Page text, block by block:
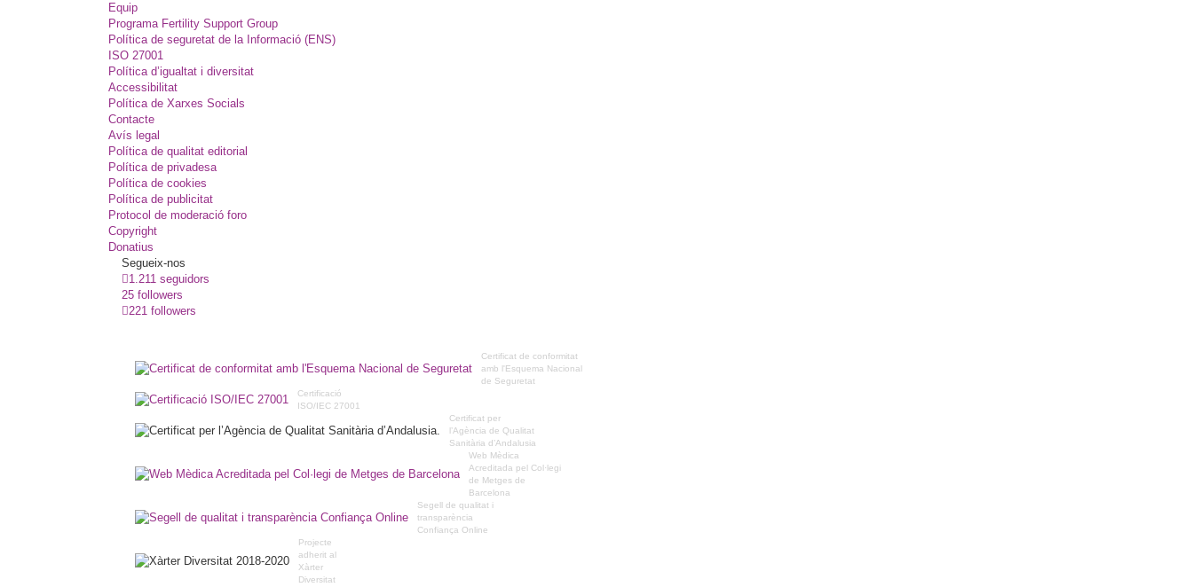
Equip
Programa Fertility Support Group
Política de seguretat de la Informació (ENS)
ISO 27001
Política d’igualtat i diversitat
Accessibilitat
Política de Xarxes Socials
Contacte
Avís legal
Política de qualitat editorial
Política de privadesa
Política de cookies
Política de publicitat
Protocol de moderació foro
Copyright
Donatius
Segueix-nos
1.211 seguidors
25 followers
221 followers
Certificat de conformitat
amb l'Esquema Nacional
de Seguretat
Certificació
ISO/IEC 27001
Certificat per
l’Agència de Qualitat
Sanitària d’Andalusia
Web Mèdica
Acreditada pel Col·legi
de Metges de
Barcelona
Segell de qualitat i
transparència
Confiança Online
Projecte
adherit al
Xàrter
Diversitat